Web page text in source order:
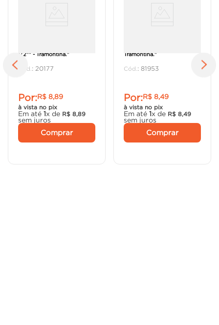
1/2"" - Tramontina."
: 20177
Por:R$ 8,89
à vista no pix
Em até 1x de R$ 8,89
sem juros
Comprar
Tramontina."
: 81953
Por:R$ 8,49
à vista no pix
Em até 1x de R$ 8,49
sem juros
Comprar